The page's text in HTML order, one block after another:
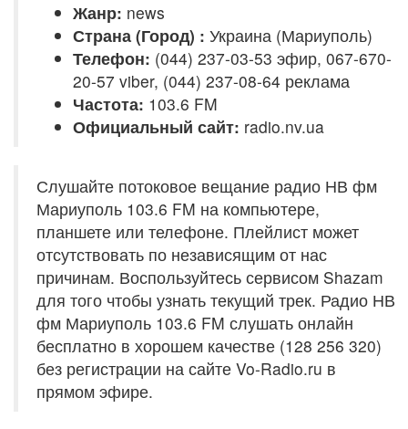
Жанр: news
Страна (Город) : Украина (Мариуполь)
Телефон: (044) 237-03-53 эфир, 067-670-
20-57 viber, (044) 237-08-64 реклама
Частота: 103.6 FM
Официальный сайт: radio.nv.ua
Слушайте потоковое вещание радио НВ фм
Мариуполь 103.6 FM на компьютере,
планшете или телефоне. Плейлист может
отсутствовать по независящим от нас
причинам. Воспользуйтесь сервисом Shazam
для того чтобы узнать текущий трек. Радио НВ
фм Мариуполь 103.6 FM слушать онлайн
бесплатно в хорошем качестве (128 256 320)
без регистрации на сайте Vo-Radio.ru в
прямом эфире.